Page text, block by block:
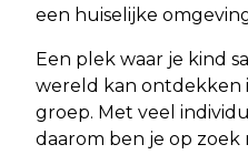
een huiselijke
Een plek waar je kind
wereld kan ontdekken
groep. Met veel
daarom ben je op zoek